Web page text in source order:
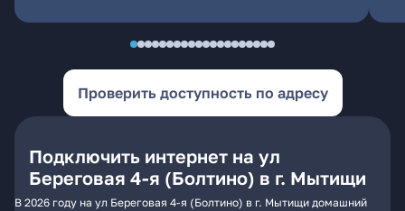
Проверить доступность по адресу
Подключить интернет на ул
Береговая 4-я (Болтино) в г. Мытищи
В 2026 году на ул Береговая 4-я (Болтино) в г. Мытищи домашний